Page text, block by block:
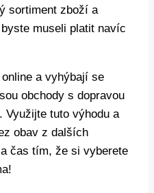
sortiment zboží a
museli platit navíc
a vyhýbají se
obchody s dopravou
Využijte tuto výhodu a
obav z dalších
čas tím, že si vyberete